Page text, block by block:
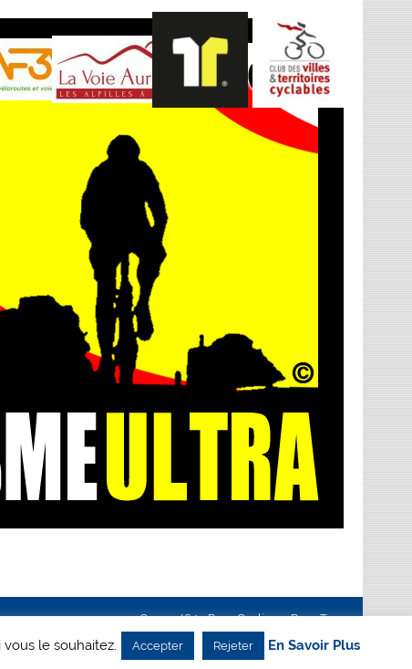
Creanet64- Pour Cyclisme Pour Tous
le souhaitez. Accepter Rejeter En Savoir Plus